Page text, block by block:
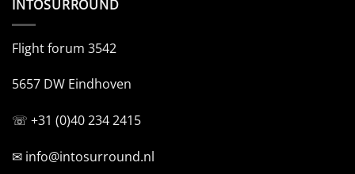
INTOSURROUND
Flight forum 3542
5657 DW Eindhoven
☏ +31 (0)40 234 2415
✉ info@intosurround.nl